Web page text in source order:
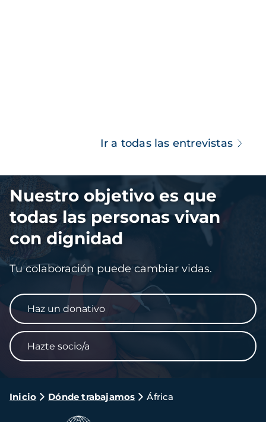
Ir a todas las entrevistas
Imagen
Nuestro objetivo es que
todas las personas vivan
con dignidad
Tu colaboración puede cambiar vidas.
Haz un donativo
Hazte socio/a
Ruta
Inicio Dónde trabajamos África